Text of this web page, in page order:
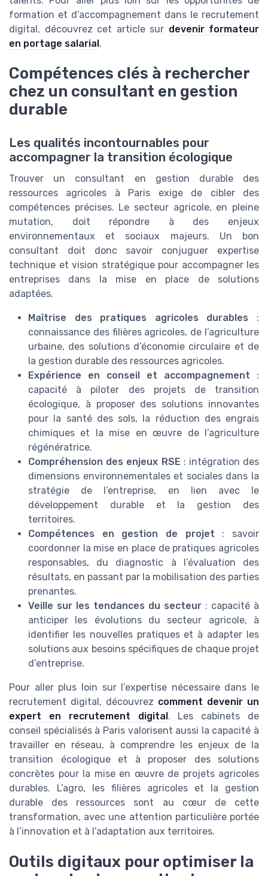
formation et d’accompagnement dans le recrutement
digital, découvrez cet article sur devenir formateur
en portage salarial.
Compétences clés à rechercher
chez un consultant en gestion
durable
Les qualités incontournables pour
accompagner la transition écologique
Trouver un consultant en gestion durable des
ressources agricoles à Paris exige de cibler des
compétences précises. Le secteur agricole, en pleine
mutation, doit répondre à des enjeux
environnementaux et sociaux majeurs. Un bon
consultant doit donc savoir conjuguer expertise
technique et vision stratégique pour accompagner les
entreprises dans la mise en place de solutions
adaptées.
Maîtrise des pratiques agricoles durables :
connaissance des filières agricoles, de l’agriculture
urbaine, des solutions d’économie circulaire et de
la gestion durable des ressources agricoles.
Expérience en conseil et accompagnement :
capacité à piloter des projets de transition
écologique, à proposer des solutions innovantes
pour la santé des sols, la réduction des engrais
chimiques et la mise en œuvre de l’agriculture
régénératrice.
Compréhension des enjeux RSE : intégration des
dimensions environnementales et sociales dans la
stratégie de l’entreprise, en lien avec le
développement durable et la gestion des
territoires.
Compétences en gestion de projet : savoir
coordonner la mise en place de pratiques agricoles
responsables, du diagnostic à l’évaluation des
résultats, en passant par la mobilisation des parties
prenantes.
Veille sur les tendances du secteur : capacité à
anticiper les évolutions du secteur agricole, à
identifier les nouvelles pratiques et à adapter les
solutions aux besoins spécifiques de chaque projet
d’entreprise.
Pour aller plus loin sur l’expertise nécessaire dans le
recrutement digital, découvrez comment devenir un
expert en recrutement digital . Les cabinets de
conseil spécialisés à Paris valorisent aussi la capacité à
travailler en réseau, à comprendre les enjeux de la
transition écologique et à proposer des solutions
concrètes pour la mise en œuvre de projets agricoles
durables. L’agro, les filières agricoles et la gestion
durable des ressources sont au cœur de cette
transformation, avec une attention particulière portée
à l’innovation et à l’adaptation aux territoires.
Outils digitaux pour optimiser la